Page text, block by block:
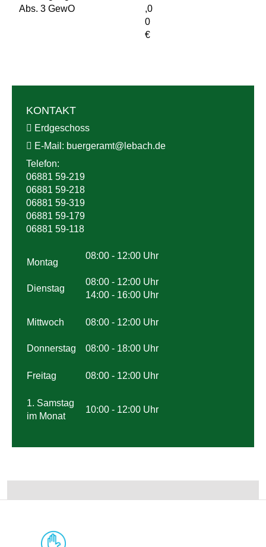
Abs. 3 GewO
,0
0
€
KONTAKT
Erdgeschoss
E-Mail: buergeramt@ lebach.de
Telefon:
06881 59-219
06881 59-218
06881 59-319
06881 59-179
06881 59-118
Montag
Dienstag
08:00 - 12:00 Uhr
08:00 - 12:00 Uhr
14:00 - 16:00 Uhr
Mittwoch
Donnerstag
08:00 - 12:00 Uhr
08:00 - 18:00 Uhr
Freitag 08:00 - 12:00 Uhr
1. Samstag
im Monat
10:00 - 12:00 Uhr